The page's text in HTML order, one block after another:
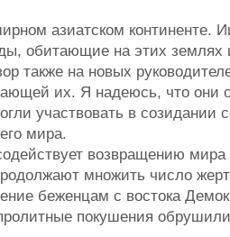
азиатском континенте.
обитающие на этих землях
также на новых
их. Я надеюсь, что они
участвовать в созидании
мира.
возвращению
множить число
беженцам с востока
покушения